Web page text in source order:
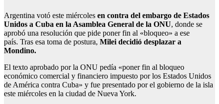
Argentina votó este miércoles en contra del embargo de Estados
Unidos a Cuba en la Asamblea General de la ONU, donde se
aprobó una resolución que pide poner fin al «bloqueo» a ese
país. Tras esa toma de postura, Milei decidió desplazar a
Mondino.
El texto aprobado por la ONU pedía «poner fin al bloqueo
económico comercial y financiero impuesto por los Estados Unidos
de América contra Cuba» y fue presentado por el gobierno de la isla
este miércoles en la ciudad de Nueva York.